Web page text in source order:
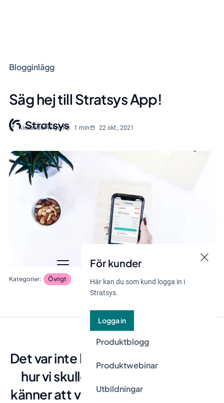
För kunder
Här kan du som kund logga in i
Stratsys.
Logga in
Produktblogg
Produktwebinar
Utbildningar
Blogginlägg
Säg hej till Stratsys App!
Skriven av
Alexander Wigert Lästid
1 min 22 okt., 2021
Övrigt
Det var inte lätt att komma fram till
hur vi skulle berätta det. Men vi
känner att vi måste berätta om vår